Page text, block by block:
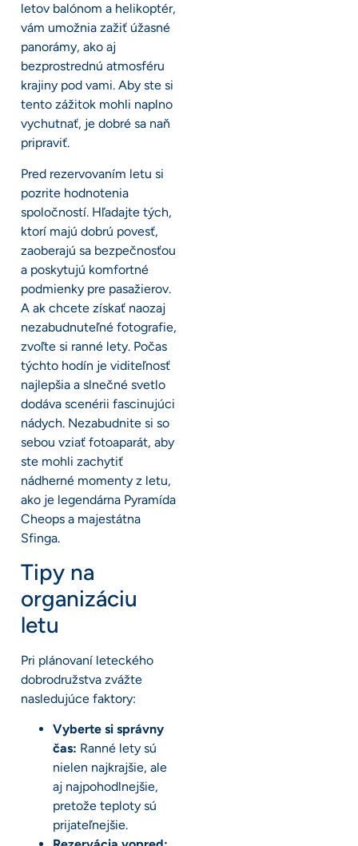
letov balónom a helikoptér,
vám umožnia zažiť úžasné
panorámy, ako aj
bezprostrednú atmosféru
krajiny pod vami. Aby ste si
tento zážitok mohli naplno
vychutnať, je dobré sa naň
pripraviť.
Pred rezervovaním letu si
pozrite hodnotenia
spoločností. Hľadajte tých,
ktorí majú dobrú povesť,
zaoberajú sa bezpečnosťou
a poskytujú komfortné
podmienky pre pasažierov.
A ak chcete získať naozaj
nezabudnuteľné fotografie,
zvoľte si ranné lety. Počas
týchto hodín je viditeľnosť
najlepšia a slnečné svetlo
dodáva scenérii fascinujúci
nádych. Nezabudnite si so
sebou vziať fotoaparát, aby
ste mohli zachytiť
nádherné momenty z letu,
ako je legendárna Pyramída
Cheops a majestátna
Sfinga.
Tipy na
organizáciu
letu
Pri plánovaní leteckého
dobrodružstva zvážte
nasledujúce faktory:
Vyberte si správny
čas: Ranné lety sú
nielen najkrajšie, ale
aj najpohodlnejšie,
pretože teploty sú
prijateľnejšie.